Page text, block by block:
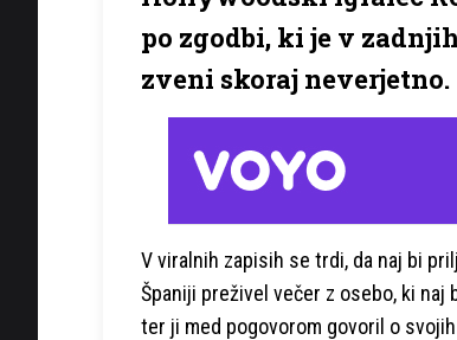
po zgodbi, ki je v
zveni skoraj neverjetno.
V viralnih zapisih se trdi, da naj bi
Španiji preživel večer z osebo, ki naj
ter ji med pogovorom govoril o